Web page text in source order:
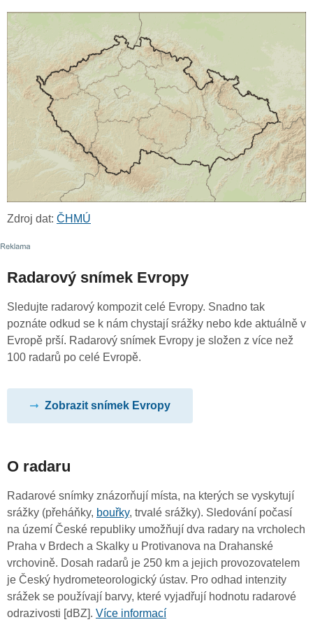
Zdroj dat: ČHMÚ
Radarový snímek Evropy
Sledujte radarový kompozit celé Evropy. Snadno tak
poznáte odkud se k nám chystají srážky nebo kde aktuálně v
Evropě prší. Radarový snímek Evropy je složen z více než
100 radarů po celé Evropě.
Zobrazit snímek Evropy
O radaru
Radarové snímky znázorňují místa, na kterých se vyskytují
srážky (přeháňky, bouřky, trvalé srážky). Sledování počasí
na území České republiky umožňují dva radary na vrcholech
Praha v Brdech a Skalky u Protivanova na Drahanské
vrchovině. Dosah radarů je 250 km a jejich provozovatelem
je Český hydrometeorologický ústav. Pro odhad intenzity
srážek se používají barvy, které vyjadřují hodnotu radarové
odrazivosti [dBZ]. Více informací